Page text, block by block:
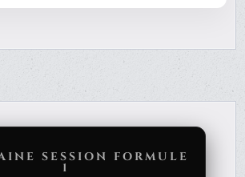
SESSION FORMULE
1